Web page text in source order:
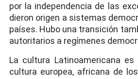
por la independencia de las
dieron origen a sistemas
países. Hubo una transición
autoritarios a regímenes
La cultura Latinoamericana
cultura europea, africana de